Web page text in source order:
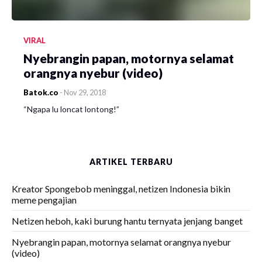
VIRAL
Nyebrangin papan, motornya selamat
orangnya nyebur (video)
Batok.co - Nov 29, 2018
“Ngapa lu loncat lontong!”
ARTIKEL TERBARU
Kreator Spongebob meninggal, netizen Indonesia bikin
meme pengajian
Netizen heboh, kaki burung hantu ternyata jenjang banget
Nyebrangin papan, motornya selamat orangnya nyebur
(video)